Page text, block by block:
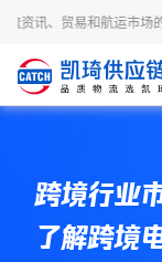
资讯、贸易和航运市场
跨境行业
了解跨境